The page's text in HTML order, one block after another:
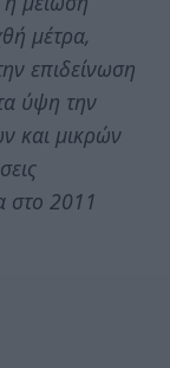
μέτρα,
επιδείνωση
ύψη την
και μικρών
στο 2011